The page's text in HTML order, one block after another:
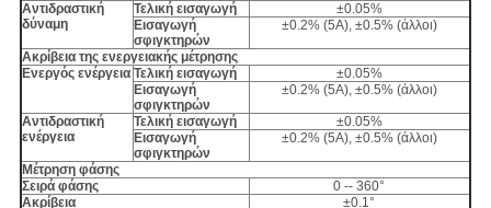
Αντιδραστική
δύναμη
Τελική εισαγωγή
±0.05%
Εισαγωγή
σφιγκτηρών
±0.2% (5A), ±0.5% (άλλοι)
Ακρίβεια της ενεργειακής μέτρησης
Ενεργός ενέργεια Τελική εισαγωγή
±0.05%
Εισαγωγή
σφιγκτηρών
±0.2% (5A), ±0.5% (άλλοι)
Αντιδραστική
ενέργεια
Τελική εισαγωγή
±0.05%
Εισαγωγή
σφιγκτηρών
±0.2% (5A), ±0.5% (άλλοι)
Μέτρηση φάσης
Σειρά φάσης
0 -- 360°
Ακρίβεια
±0.1°